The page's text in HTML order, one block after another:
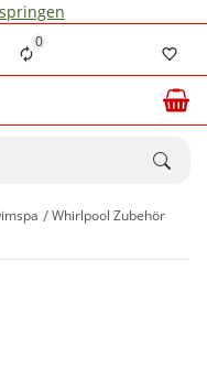
0
Whirlpool Zubehör